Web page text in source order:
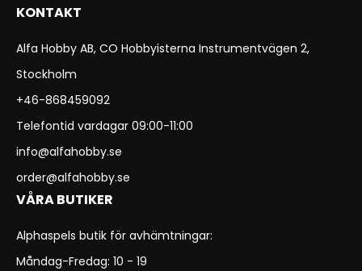
KONTAKT
Alfa Hobby AB, CO Hobbyisterna Instrumentvägen 2,
Stockholm
+46-868459092
Telefontid vardagar 09:00-11:00
info@alfahobby.se
order@alfahobby.se
VÅRA BUTIKER
Alphaspels butik för avhämtningar:
Måndag-Fredag: 10 - 19